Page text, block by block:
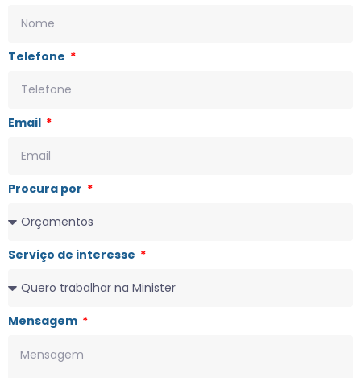
Telefone
Email
Procura por
Serviço de interesse
Mensagem